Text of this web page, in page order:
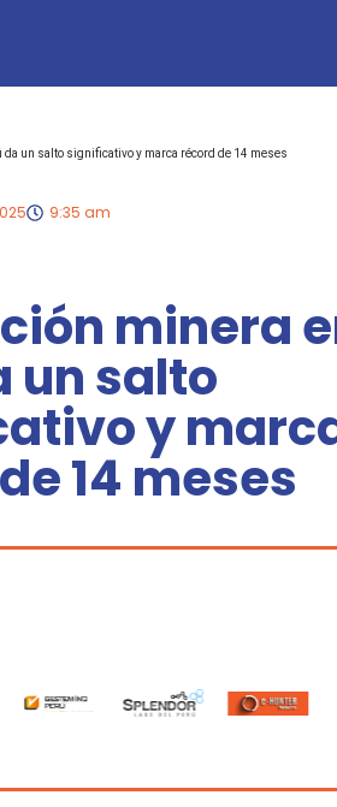
da un salto significativo y marca récord de 14 meses
9:35 am
minera
un salto
y
14 meses